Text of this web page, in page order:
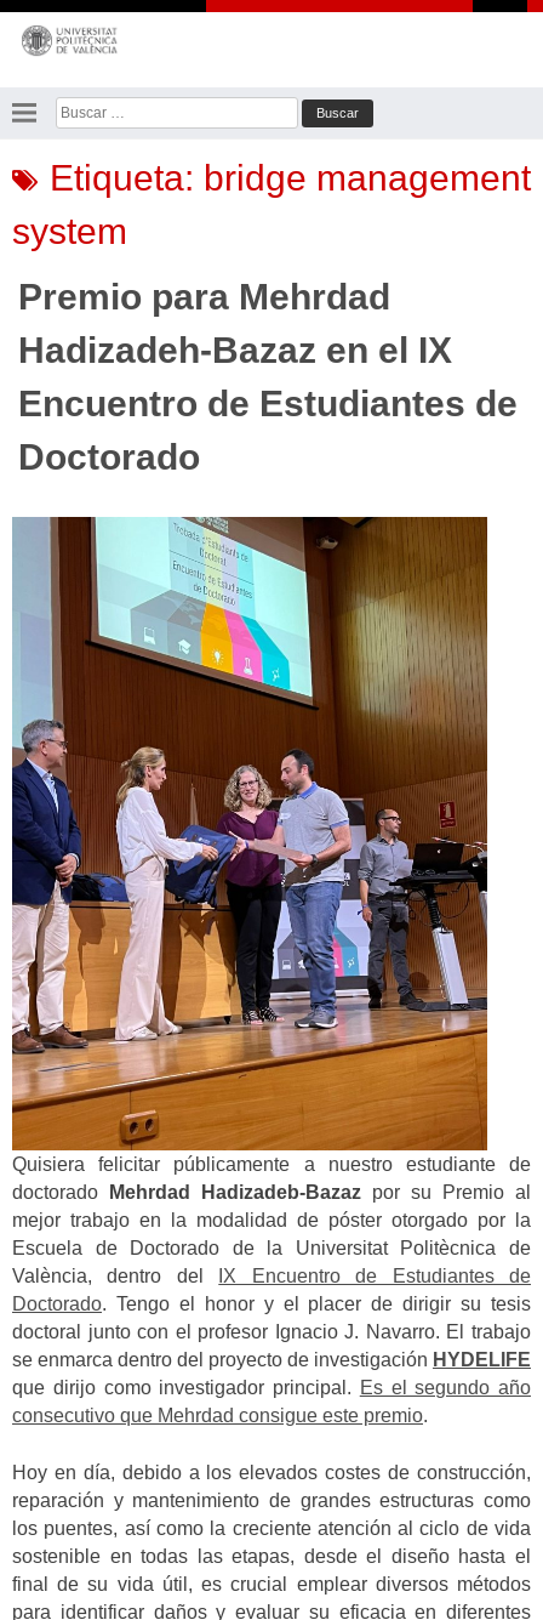
Saltar
contenido
Buscar:
Etiqueta: bridge management
system
Premio para Mehrdad
Hadizadeh-Bazaz en el IX
Encuentro de Estudiantes de
Doctorado
Quisiera felicitar públicamente a nuestro estudiante de
doctorado
Mehrdad Hadizadeb-Bazaz por su Premio al
mejor trabajo en la modalidad de póster otorgado por la
Escuela de Doctorado de la Universitat Politècnica de
València, dentro del
IX Encuentro de Estudiantes de
Doctorado. Tengo el honor y el placer de dirigir su tesis
doctoral junto con el profesor Ignacio J. Navarro. El trabajo
se enmarca dentro del proyecto de investigación HYDELIFE
que dirijo como investigador principal. Es el segundo año
consecutivo que Mehrdad consigue este premio.
Hoy en día, debido a los elevados costes de construcción,
reparación y mantenimiento de grandes estructuras como
los puentes, así como la creciente atención al ciclo de vida
sostenible en todas las etapas, desde el diseño hasta el
final de su vida útil, es crucial emplear diversos métodos
para identificar daños y evaluar su eficacia en diferentes